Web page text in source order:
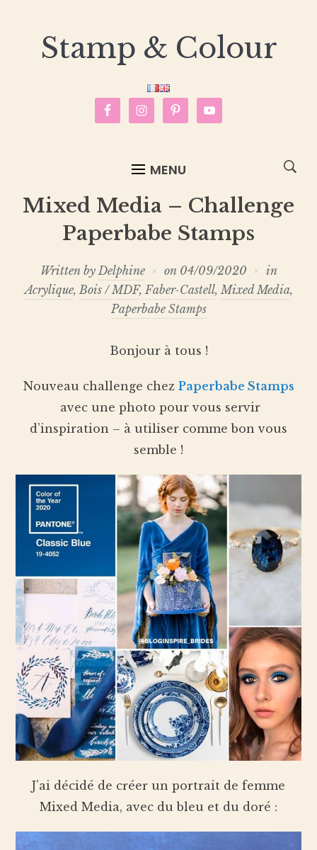
Stamp & Colour
MENU
Mixed Media – Challenge
Paperbabe Stamps
Written byDelphine on 04/09/2020
in
Acrylique,Bois / MDF,Faber-Castell,Mixed Media,
Paperbabe Stamps
Bonjour à tous !
Nouveau challenge chez Paperbabe Stamps
avec une photo pour vous servir
d’inspiration – à utiliser comme bon vous
semble !
J’ai décidé de créer un portrait de femme
Mixed Media, avec du bleu et du doré :